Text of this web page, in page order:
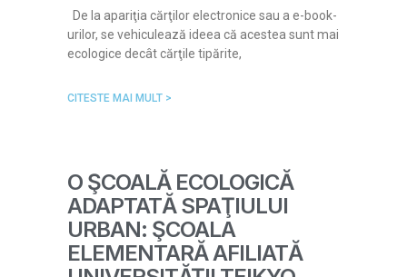
De la apariţia cărţilor electronice sau a e-book-
urilor, se vehiculează ideea că acestea sunt mai
ecologice decât cărţile tipărite,
CITESTE MAI MULT >
O ŞCOALĂ ECOLOGICĂ
ADAPTATĂ SPAŢIULUI
URBAN: ŞCOALA
ELEMENTARĂ AFILIATĂ